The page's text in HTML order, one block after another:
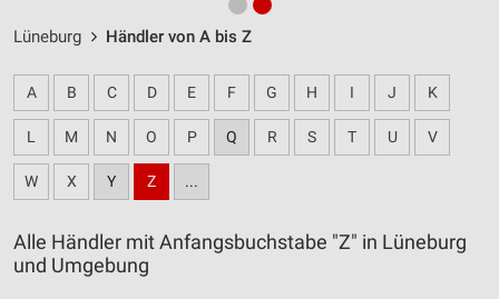
Lüneburg Händler von A bis Z
A B C D E F G H I J K
L M N O P Q R S T U V
W X Y Z ...
Alle Händler mit Anfangsbuchstabe "Z" in Lüneburg
und Umgebung